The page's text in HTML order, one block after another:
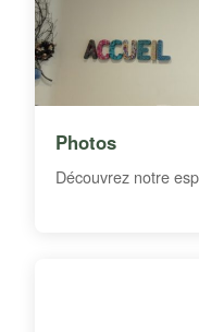
Photos
Découvrez notre